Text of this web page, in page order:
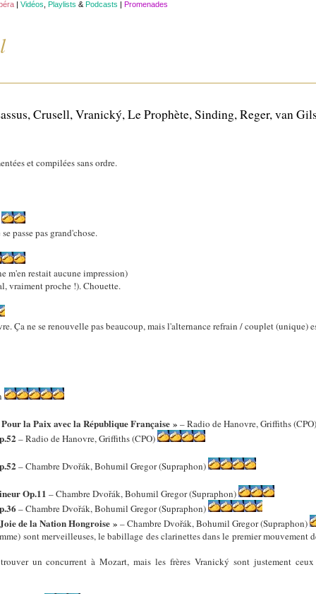
| Vidéos Playlists & Podcasts | Promenades
Crusell, Vranický, Le Prophète, Sinding, Reger, van
et compilées sans ordre.
passe pas grand'chose.
m'en restait aucune impression)
vraiment proche !). Chouette.
Ça ne se renouvelle pas beaucoup, mais l'alternance refrain / couplet (unique)
la Paix avec la République Française » – Radio de Hanovre, Griffiths
– Radio de Hanovre, Griffiths (CPO)
– Chambre Dvořák, Bohumil Gregor (Supraphon)
Op.11 – Chambre Dvořák, Bohumil Gregor (Supraphon)
– Chambre Dvořák, Bohumil Gregor (Supraphon)
de la Nation Hongroise » – Chambre Dvořák, Bohumil Gregor (Supraphon)
sont merveilleuses, le babillage des clarinettes dans le premier mouvement
un concurrent à Mozart, mais les frères Vranický sont justement